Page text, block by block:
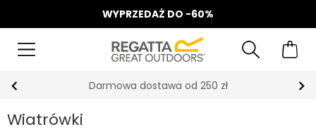
WYPRZEDAŻ DO -60%
Odbierz 15%, za zapis do Newslettera*
Wiatrówki